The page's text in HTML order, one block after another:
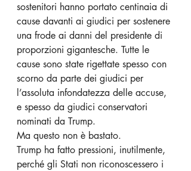
sostenitori hanno portato centinaia di
cause davanti ai giudici per sostenere
una frode ai danni del presidente di
proporzioni gigantesche. Tutte le
cause sono state rigettate spesso con
scorno da parte dei giudici per
l’assoluta infondatezza delle accuse,
e spesso da giudici conservatori
nominati da Trump.
Ma questo non è bastato.
Trump ha fatto pressioni, inutilmente,
perché gli Stati non riconoscessero i